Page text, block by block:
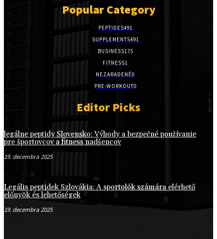
Popular Category
PEPTIDES491
SUPPLEMENTS491
BUSINESS175
FITNESS1
NEZARADENÉ0
PRE-WORKOUT0
Editor Picks
legálne peptidy Slovensko: Výhody a bezpečné používanie
pre športovcov a fitness nadšencov
19. decembra 2025
Legális peptidek Szlovákia: A sportolók számára elérhető
előnyök és lehetőségek
19. decembra 2025